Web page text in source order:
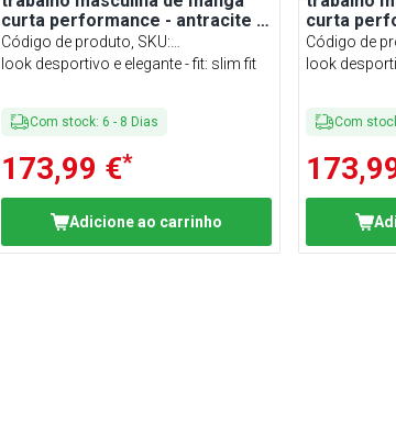
curta performance - antracite -
tamanho: 2XL
Código de produto, SKU:
KHASP2XLK5AZ#SET
look desportivo e elegante - fit: slim fit
Com stock: 6 - 8 Dias
173,99 €*
Adicione ao carrinho
curta
tamanho:
Código de
look
Com